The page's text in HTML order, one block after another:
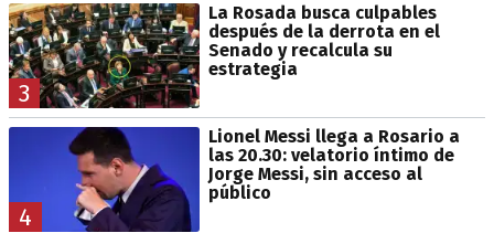
3
La Rosada busca culpables
después de la derrota en el
Senado y recalcula su
estrategia
4
Lionel Messi llega a Rosario a
las 20.30: velatorio íntimo de
Jorge Messi, sin acceso al
público